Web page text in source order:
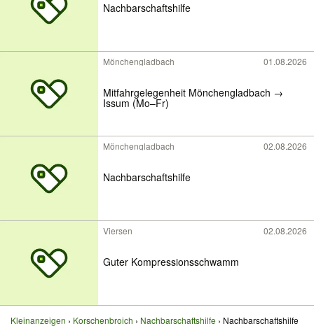
Nachbarschaftshilfe
Mönchengladbach 01.08.2026
Mitfahrgelegenheit Mönchengladbach →
Issum (Mo–Fr)
Mönchengladbach 02.08.2026
Nachbarschaftshilfe
Viersen 02.08.2026
Guter Kompressionsschwamm
Kleinanzeigen Korschenbroich Nachbarschaftshilfe Nachbarschaftshilfe